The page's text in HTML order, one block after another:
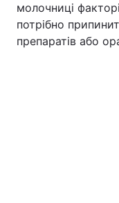
молочниці
потрібно
препаратів або